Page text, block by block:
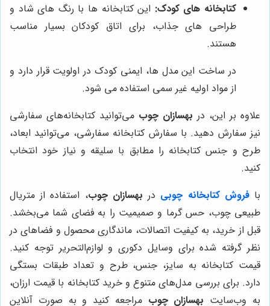
کتابخانه های کودک: این کتابخانه ها با رنگ های شاد و
طراحی های جذاب، برای اتاق کودکان بسیار مناسب
هستند.
در ساخت این مدل ها، ایمنی کودک در اولویت قرار دارد و
از مواد اولیه غیر سمی استفاده می شود.
علاوه بر این، در بهسازان چوب می‌توانید کتابخانه‌های سفارشی
نیز سفارش دهید. با سفارش کتابخانه سفارشی، می‌توانید ابعاد،
طرح و جنس کتابخانه را مطابق با سلیقه و نیاز خود انتخاب
کنید.
بافروش کتابخانه چوبی در بهسازان چوب، استفاده از متریال
طبیعی چوب، حس گرما و صمیمیت را به فضای شما می‌بخشد.
قبل از خرید، به کیفیت اتصالات، ماندگاری محصول و فضاهای در
نظر گرفته شده برای وسایل دکوری و لوازم‌التحریر توجه کنید.
قیمت کتابخانه به سایز، جنس، طرح و تعداد طبقات بستگی
دارد. برای بررسی مدل‌های متنوع و خرید کتابخانه با قیمت ارزان،
به وب‌سایت بهسازان چوب مراجعه کنید و به صورت آنلاین